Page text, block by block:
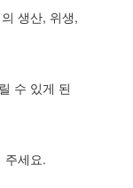
생산, 위생,
수 있게 된
주세요.